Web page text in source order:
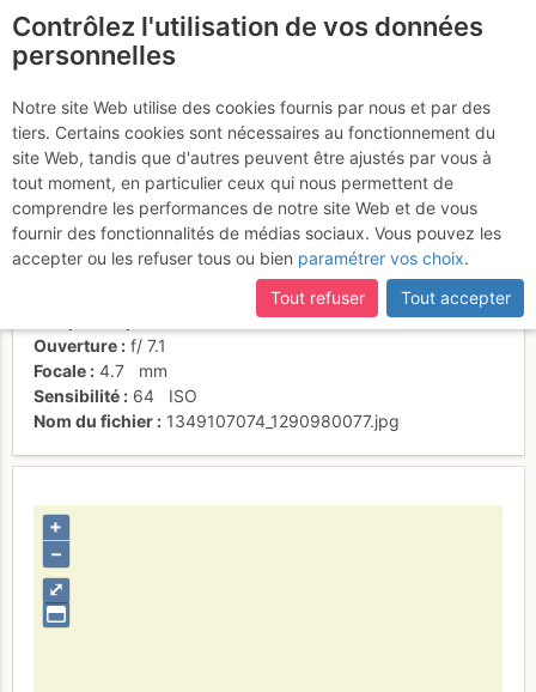
Sublime
Date/heure
18 janv. 2010 03:40
Contributeur
lorenzo locarni
Type d'image (licence)
collaboratif (CC by-sa)
Catégories
paysages
FUJIFILM FinePix S8100fd
0.0018 s
Ouverture
f/ 7.1
Focale
4.7
mm
Sensibilité
64
ISO
Nom du fichier
1349107074_1290980077.jpg
⤢
+
–
Contrôlez l'utilisation de vos données
personnelles
Notre site Web utilise des cookies fournis par nous et par des
tiers. Certains cookies sont nécessaires au fonctionnement du
site Web, tandis que d'autres peuvent être ajustés par vous à
tout moment, en particulier ceux qui nous permettent de
comprendre les performances de notre site Web et de vous
fournir des fonctionnalités de médias sociaux. Vous pouvez les
accepter ou les refuser tous ou bien paramétrer vos choix.
Tout refuser
Tout accepter